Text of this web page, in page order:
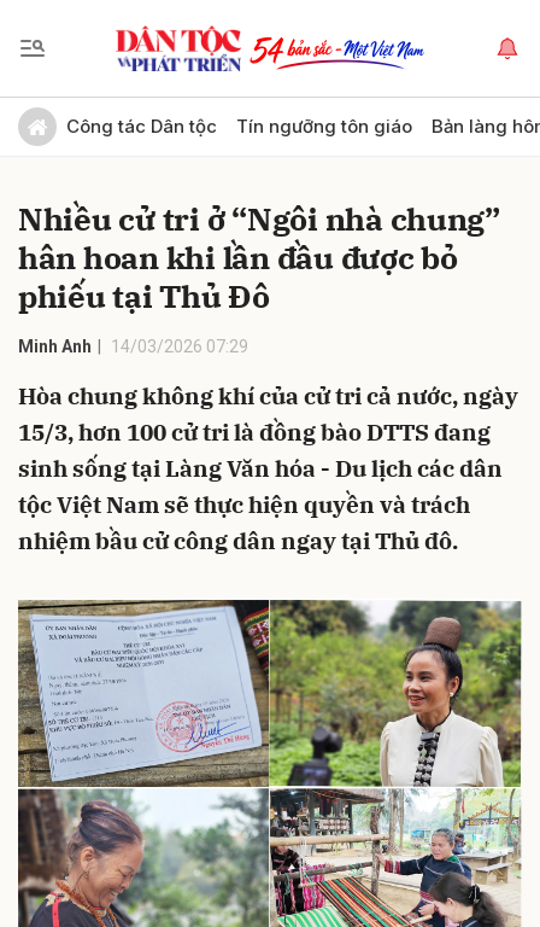
Công tác Dân tộc Tín ngưỡng tôn giáo Bản làng
Nhiều cử tri ở “Ngôi nhà chung”
hân hoan khi lần đầu được bỏ
phiếu tại Thủ Đô
Minh Anh 14/03/2026 07:29
Hòa chung không khí của cử tri cả nước, ngày
15/3, hơn 100 cử tri là đồng bào DTTS đang
sinh sống tại Làng Văn hóa - Du lịch các dân
tộc Việt Nam sẽ thực hiện quyền và trách
nhiệm bầu cử công dân ngay tại Thủ đô.
Gửi bình luận